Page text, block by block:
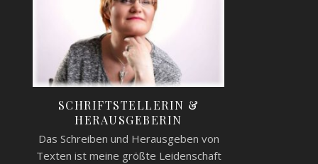
SCHRIFTSTELLERIN &
HERAUSGEBERIN
Das Schreiben und Herausgeben von
Texten ist meine größte Leidenschaft